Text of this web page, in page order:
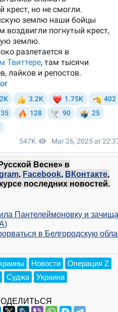
Весне» в
, Facebook, ВКонтакте,
последних новостей.
Пантелеймоновку и
в Белгородскую
Новости
Операция Z
Суджа Украина